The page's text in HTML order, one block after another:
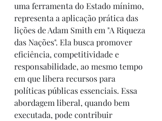
uma ferramenta do Estado mínimo,
representa a aplicação prática das
lições de Adam Smith em "A Riqueza
das Nações". Ela busca promover
eficiência, competitividade e
responsabilidade, ao mesmo tempo
em que libera recursos para
políticas públicas essenciais. Essa
abordagem liberal, quando bem
executada, pode contribuir